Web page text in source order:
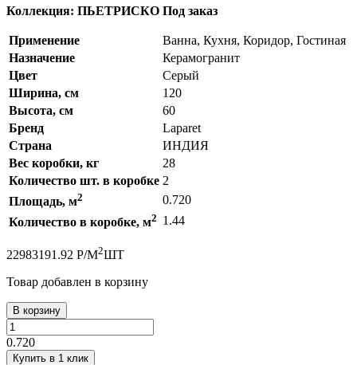
Коллекция: ПЬЕТРИСКО Под заказ
Применение
Ванна, Кухня, Коридор, Гостиная
Назначение
Керамогранит
Цвет
Серый
Ширина, см
120
Высота, см
60
Бренд
Laparet
Страна
ИНДИЯ
Вес коробки, кг
28
Количество шт. в коробке 2
Площадь, м2
0.720
Количество в коробке, м2 1.44
22983191.92 Р/М2ШТ
Товар добавлен в корзину
В корзину
0.720
Купить в 1 клик